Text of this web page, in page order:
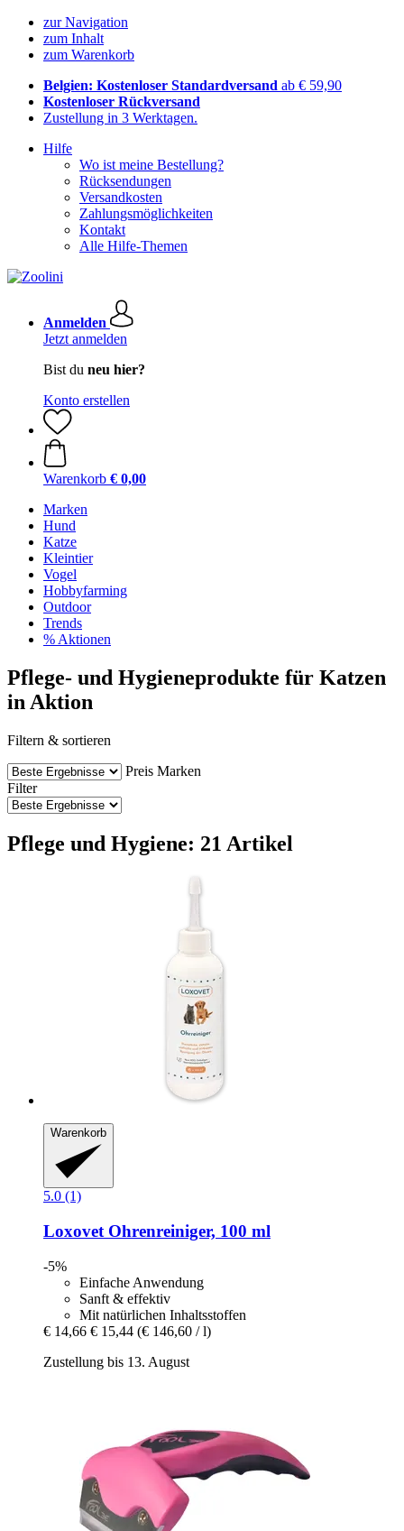
zur Navigation
zum Inhalt
zum Warenkorb
Belgien: Kostenloser Standardversand ab € 59,90
Kostenloser Rückversand
Zustellung in 3 Werktagen.
Hilfe
Wo ist meine Bestellung?
Rücksendungen
Versandkosten
Zahlungsmöglichkeiten
Kontakt
Alle Hilfe-Themen
Anmelden
Jetzt anmelden
Bist du neu hier?
Konto erstellen
Warenkorb € 0,00
Marken
Hund
Katze
Kleintier
Vogel
Hobbyfarming
Outdoor
Trends
% Aktionen
Pflege- und Hygieneprodukte für Katzen
in Aktion
Filtern & sortieren
Preis Marken
Filter
Pflege und Hygiene: 21 Artikel
Warenkorb
5.0 (1)
Loxovet Ohrenreiniger, 100 ml
-5%
Einfache Anwendung
Sanft & effektiv
Mit natürlichen Inhaltsstoffen
€ 14,66 € 15,44 (€ 146,60 / l)
Zustellung bis 13. August